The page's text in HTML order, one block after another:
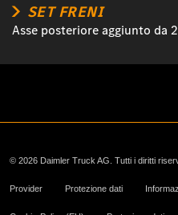
SET FRENI
Asse posteriore aggiunto da
© 2026 Daimler Truck AG. Tutti i diritti
Provider Protezione dati